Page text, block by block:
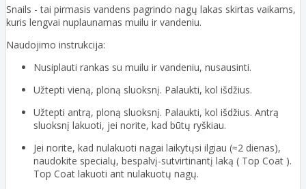
Snails - tai pirmasis vandens pagrindo nagų lakas skirtas vaikams,
kuris lengvai nuplaunamas muilu ir vandeniu.
Naudojimo instrukcija:
Nusiplauti rankas su muilu ir vandeniu, nusausinti.
Užtepti vieną, ploną sluoksnį. Palaukti, kol išdžius.
Užtepti antrą, ploną sluoksnį. Palaukti, kol išdžius. Antrą
sluoksnį lakuoti, jei norite, kad būtų ryškiau.
Jei norite, kad nulakuoti nagai laikytųsi ilgiau (≈2 dienas),
naudokite specialų, bespalvį-sutvirtinantį laką ( Top Coat ).
Top Coat lakuoti ant nulakuotų nagų.